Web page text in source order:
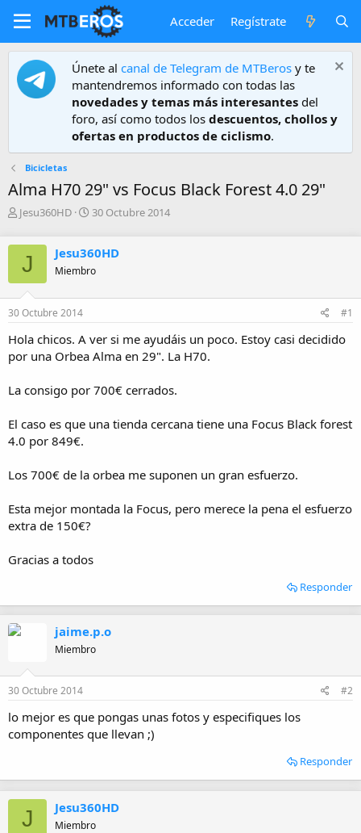
Acceder Regístrate
Únete al canal de Telegram de MTBeros y te
mantendremos informado con todas las
novedades y temas más interesantes del
foro, así como todos los descuentos, chollos y
ofertas en productos de ciclismo.
Bicicletas
Alma H70 29" vs Focus Black Forest 4.0 29"
A
r
Jesu360HD
F
h
a
e
i
c
o
30 Octubre 2014
J Jesu360HD
Miembro
30 Octubre 2014 #1
Hola chicos. A ver si me ayudáis un poco. Estoy casi decidido
por una Orbea Alma en 29". La H70.
La consigo por 700€ cerrados.
El caso es que una tienda cercana tiene una Focus Black forest
4.0 por 849€.
Los 700€ de la orbea me suponen un gran esfuerzo.
Esta mejor montada la Focus, pero merece la pena el esfuerzo
extra de 150€?
Gracias a todos
Responder
jaime.p.o
Miembro
30 Octubre 2014 #2
lo mejor es que pongas unas fotos y especifiques los
componentes que llevan ;)
Responder
J Jesu360HD
Miembro